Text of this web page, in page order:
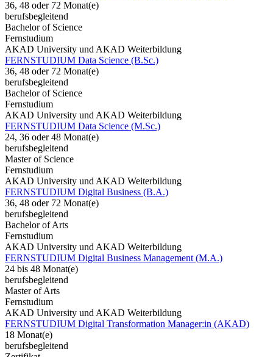
36, 48 oder 72 Monat(e)
berufsbegleitend
Bachelor of Science
Fernstudium
AKAD University und AKAD Weiterbildung
FERNSTUDIUM Data Science (B.Sc.)
36, 48 oder 72 Monat(e)
berufsbegleitend
Bachelor of Science
Fernstudium
AKAD University und AKAD Weiterbildung
FERNSTUDIUM Data Science (M.Sc.)
24, 36 oder 48 Monat(e)
berufsbegleitend
Master of Science
Fernstudium
AKAD University und AKAD Weiterbildung
FERNSTUDIUM Digital Business (B.A.)
36, 48 oder 72 Monat(e)
berufsbegleitend
Bachelor of Arts
Fernstudium
AKAD University und AKAD Weiterbildung
FERNSTUDIUM Digital Business Management (M.A.)
24 bis 48 Monat(e)
berufsbegleitend
Master of Arts
Fernstudium
AKAD University und AKAD Weiterbildung
FERNSTUDIUM Digital Transformation Manager:in (AKAD)
18 Monat(e)
berufsbegleitend